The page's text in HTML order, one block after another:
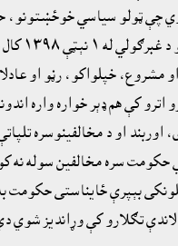
چې ټولو سياسي خوځښتونو،
منلو وړ
مشروع، خپلواکو، رڼو او
کې هم ډېر خواره واره
اوربند او د مخالفينوسره
سره مخالفين سوله نه
بېپرې ځايناستى حکومت
تګلارو کې وړانديز شوي